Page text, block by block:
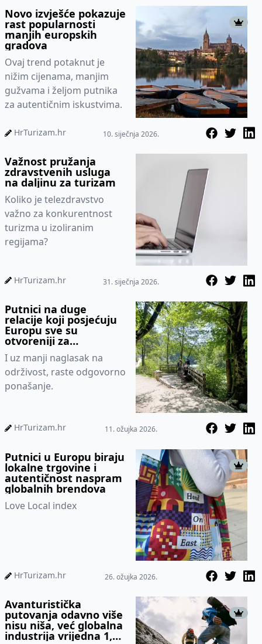
Novo izvješće pokazuje
rast popularnosti
manjih europskih
gradova
Ovaj trend potaknut je
nižim cijenama, manjim
gužvama i željom putnika
za autentičnim iskustvima.
HrTurizam.hr 10. siječnja 2026.
Važnost pružanja
zdravstvenih usluga
na daljinu za turizam
Koliko je telezdravstvo
važno za konkurentnost
turizma u izoliranim
regijama?
HrTurizam.hr 31. siječnja 2026.
Putnici na duge
relacije koji posjećuju
Europu sve su
otvoreniji za
odgovorna putovanja
I uz manji naglasak na
održivost, raste odgovorno
ponašanje.
HrTurizam.hr 11. ožujka 2026.
Putnici u Europu biraju
lokalne trgovine i
autentičnost naspram
globalnih brendova
Love Local index
HrTurizam.hr 26. ožujka 2026.
Avanturistička
putovanja odavno više
nisu niša, već globalna
industrija vrijedna 1,16